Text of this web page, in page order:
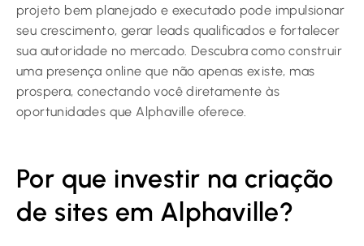
projeto bem planejado e executado pode impulsionar
seu crescimento, gerar leads qualificados e fortalecer
sua autoridade no mercado. Descubra como construir
uma presença online que não apenas existe, mas
prospera, conectando você diretamente às
oportunidades que Alphaville oferece.
Por que investir na criação
de sites em Alphaville?